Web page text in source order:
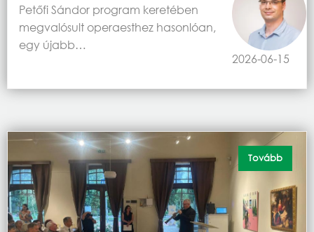
2026-06-15
Petőfi Sándor program keretében
megvalósult operaesthez hasonlóan,
egy újabb…
Tovább